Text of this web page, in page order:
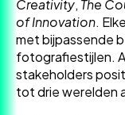
Creativity, The
of Innovation.
met bijpassende
fotografiestijlen.
stakeholders
tot drie werelden